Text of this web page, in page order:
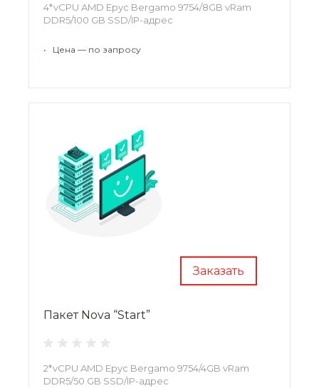
4*vCPU AMD Epyc Bergamo 9754/8GB vRam
DDR5/100 GB SSD/IP-адрес
• Цена — по запросу
Заказать
Пакет Nova “Start”
2*vCPU AMD Epyc Bergamo 9754/4GB vRam
DDR5/50 GB SSD/IP-адрес